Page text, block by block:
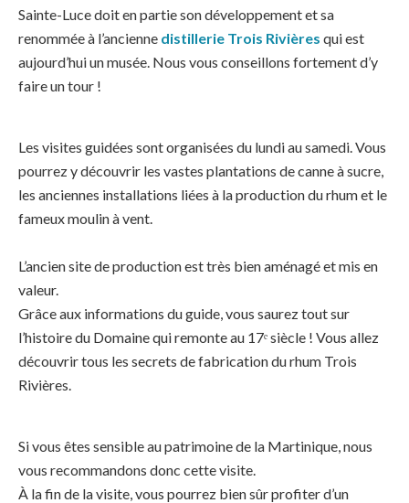
Sainte-Luce doit en partie son développement et sa
renommée à l’ancienne distillerie Trois Rivières qui est
aujourd’hui un musée. Nous vous conseillons fortement d’y
faire un tour !
Les visites guidées sont organisées du lundi au samedi. Vous
pourrez y découvrir les vastes plantations de canne à sucre,
les anciennes installations liées à la production du rhum et le
fameux moulin à vent.
L’ancien site de production est très bien aménagé et mis en
valeur.
Grâce aux informations du guide, vous saurez tout sur
l’histoire du Domaine qui remonte au 17ᵉ siècle ! Vous allez
découvrir tous les secrets de fabrication du rhum Trois
Rivières.
Si vous êtes sensible au patrimoine de la Martinique, nous
vous recommandons donc cette visite.
À la fin de la visite, vous pourrez bien sûr profiter d’un